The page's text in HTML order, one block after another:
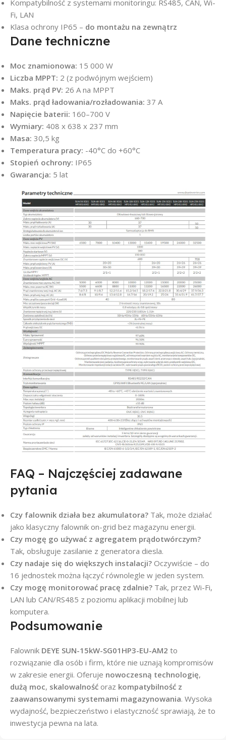
Kompatybilność z systemami monitoringu: RS485, CAN, Wi-
Fi, LAN
Klasa ochrony IP65 – do montażu na zewnątrz
Dane techniczne
Moc znamionowa: 15 000 W
Liczba MPPT: 2 (z podwójnym wejściem)
Maks. prąd PV: 26 A na MPPT
Maks. prąd ładowania/rozładowania: 37 A
Napięcie baterii: 160–700 V
Wymiary: 408 x 638 x 237 mm
Masa: 30,5 kg
Temperatura pracy: -40°C do +60°C
Stopień ochrony: IP65
Gwarancja: 5 lat
FAQ – Najczęściej zadawane
pytania
Czy falownik działa bez akumulatora? Tak, może działać
jako klasyczny falownik on-grid bez magazynu energii.
Czy mogę go używać z agregatem prądotwórczym?
Tak, obsługuje zasilanie z generatora diesla.
Czy nadaje się do większych instalacji? Oczywiście – do
16 jednostek można łączyć równolegle w jeden system.
Czy mogę monitorować pracę zdalnie? Tak, przez Wi-Fi,
LAN lub CAN/RS485 z poziomu aplikacji mobilnej lub
komputera.
Podsumowanie
Falownik DEYE SUN-15kW-SG01HP3-EU-AM2 to
rozwiązanie dla osób i firm, które nie uznają kompromisów
w zakresie energii. Oferuje nowoczesną technologię,
dużą moc, skalowalność oraz kompatybilność z
zaawansowanymi systemami magazynowania. Wysoka
wydajność, bezpieczeństwo i elastyczność sprawiają, że to
inwestycja pewna na lata.